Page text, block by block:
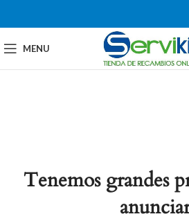
MENU
Tenemos grandes